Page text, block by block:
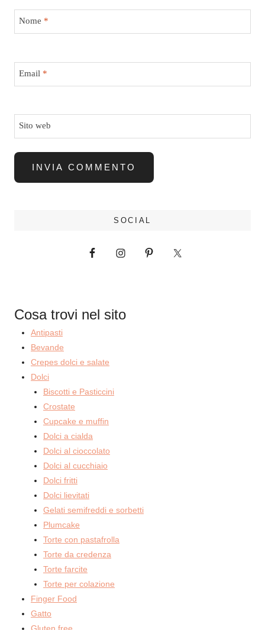
Nome *
Email *
Sito web
SOCIAL
Cosa trovi nel sito
Antipasti
Bevande
Crepes dolci e salate
Dolci
Biscotti e Pasticcini
Crostate
Cupcake e muffin
Dolci a cialda
Dolci al cioccolato
Dolci al cucchiaio
Dolci fritti
Dolci lievitati
Gelati semifreddi e sorbetti
Plumcake
Torte con pastafrolla
Torte da credenza
Torte farcite
Torte per colazione
Finger Food
Gatto